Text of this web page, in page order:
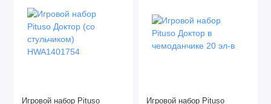
Игровой набор Pituso
Игровой набор Pituso